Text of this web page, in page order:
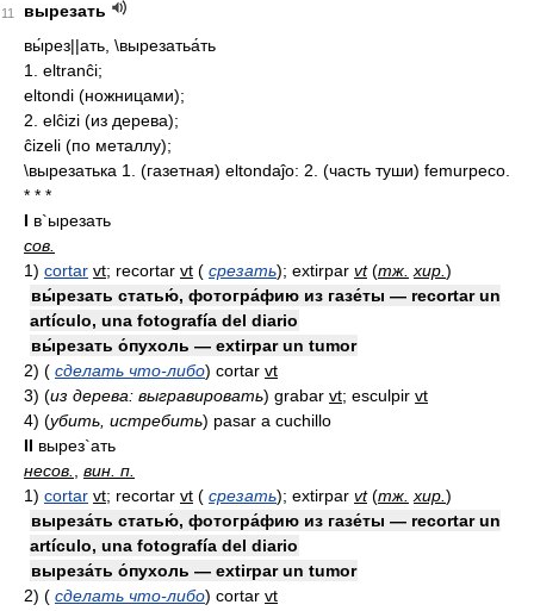
11
вырезать
вы́рез||ать, \вырезатьа́ть
1. eltranĉi;
eltondi (ножницами);
2. elĉizi (из дерева);
ĉizeli (по металлу);
\вырезатька 1. (газетная) eltondaĵo: 2. (часть туши) femurpeco.
* * *
I в`ырезать
сов.
1) cortar vt; recortar vt ( срезать); extirpar vt(тж. хир. )
вы́резать статью́, фотогра́фию из газе́ты — recortar un
artículo, una fotografía del diario
вы́резать о́пухоль — extirpar un tumor
2) ( сделать что-либо) cortar vt
3) (из дерева: выгравировать) grabar vt; esculpir vt
4) (убить, истребить) pasar a cuchillo
II вырез`ать
несов.
вин. п.
1) cortar vt; recortar vt ( срезать); extirpar vt(тж. хир. )
выреза́ть статью́, фотогра́фию из газе́ты — recortar un
artículo, una fotografía del diario
выреза́ть о́пухоль — extirpar un tumor
2) ( сделать что-либо) cortar vt